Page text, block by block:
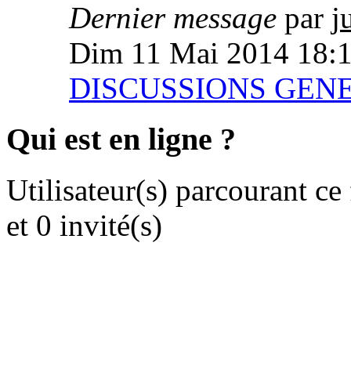
Dernier message par
Dim 11 Mai 2014
DISCUSSIONS
Qui est en ligne ?
Utilisateur(s) parcourant
et 0 invité(s)